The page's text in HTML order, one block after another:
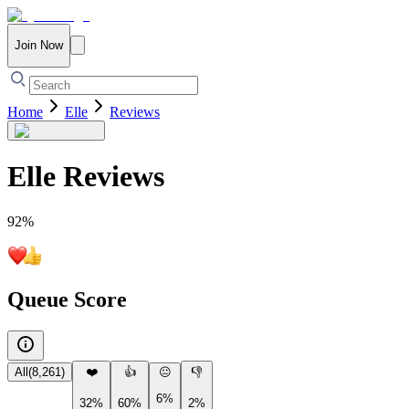
Join Now
Home Elle Reviews
Elle Reviews
92%
Queue Score
All (8,261) ❤️
32%
👍
60%
😐
6%
👎
2%